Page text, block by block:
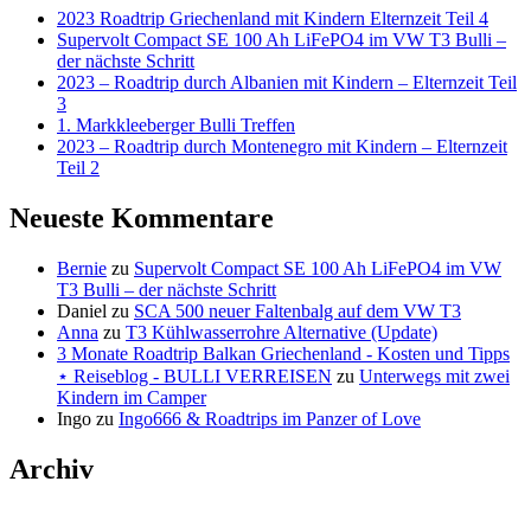
2023 Roadtrip Griechenland mit Kindern Elternzeit Teil 4
Supervolt Compact SE 100 Ah LiFePO4 im VW T3 Bulli –
der nächste Schritt
2023 – Roadtrip durch Albanien mit Kindern – Elternzeit Teil
3
1. Markkleeberger Bulli Treffen
2023 – Roadtrip durch Montenegro mit Kindern – Elternzeit
Teil 2
Neueste Kommentare
Bernie zu Supervolt Compact SE 100 Ah LiFePO4 im VW
T3 Bulli – der nächste Schritt
Daniel zu SCA 500 neuer Faltenbalg auf dem VW T3
Anna zu T3 Kühlwasserrohre Alternative (Update)
3 Monate Roadtrip Balkan Griechenland - Kosten und Tipps
⋆ Reiseblog - BULLI VERREISEN zu Unterwegs mit zwei
Kindern im Camper
Ingo zu Ingo666 & Roadtrips im Panzer of Love
Archiv